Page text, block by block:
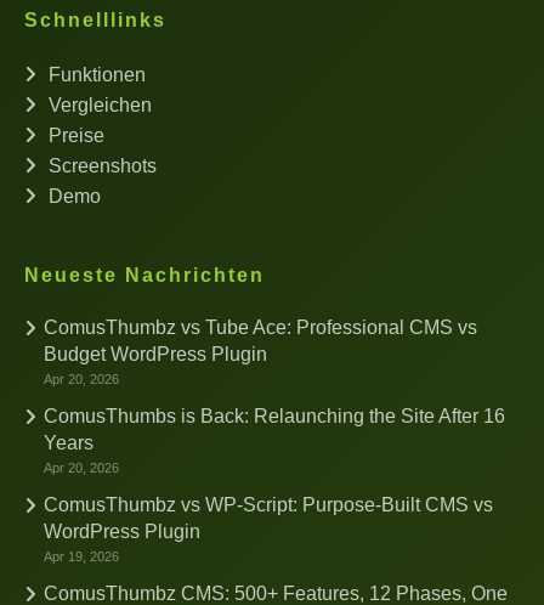
Schnelllinks
Funktionen
Vergleichen
Preise
Screenshots
Demo
Neueste Nachrichten
ComusThumbz vs Tube Ace: Professional CMS vs
Budget WordPress Plugin
Apr 20, 2026
ComusThumbs is Back: Relaunching the Site After 16
Years
Apr 20, 2026
ComusThumbz vs WP-Script: Purpose-Built CMS vs
WordPress Plugin
Apr 19, 2026
ComusThumbz CMS: 500+ Features, 12 Phases, One